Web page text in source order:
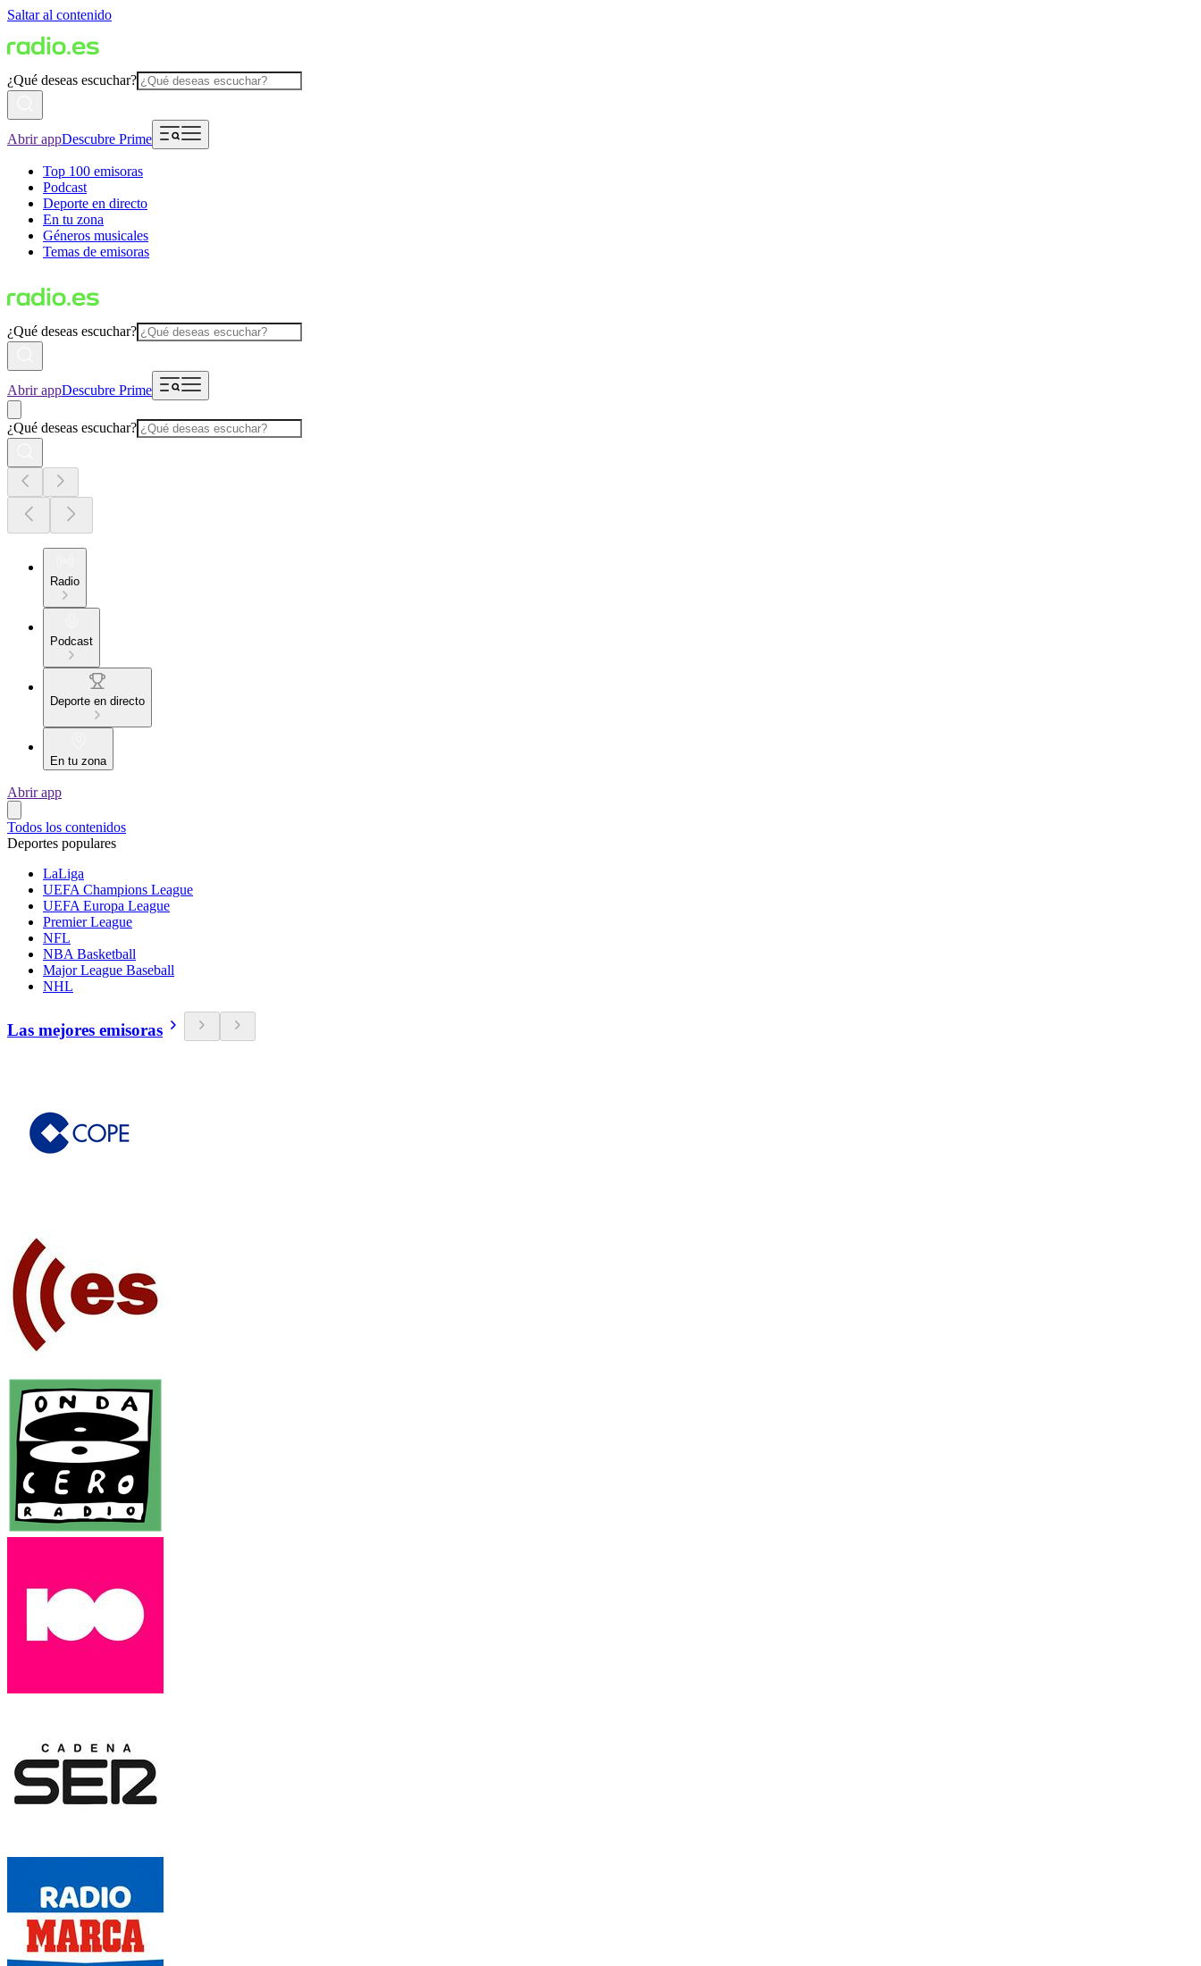
Saltar al contenido
¿Qué deseas escuchar?
Abrir appDescubre Prime
Top 100 emisoras
Podcast
Deporte en directo
En tu zona
Géneros musicales
Temas de emisoras
¿Qué deseas escuchar?
Abrir appDescubre Prime
¿Qué deseas escuchar?
Radio
Podcast
Deporte en directo
En tu zona
Abrir app
Todos los contenidos
Deportes populares
LaLiga
UEFA Champions League
UEFA Europa League
Premier League
NFL
NBA Basketball
Major League Baseball
NHL
Las mejores emisoras